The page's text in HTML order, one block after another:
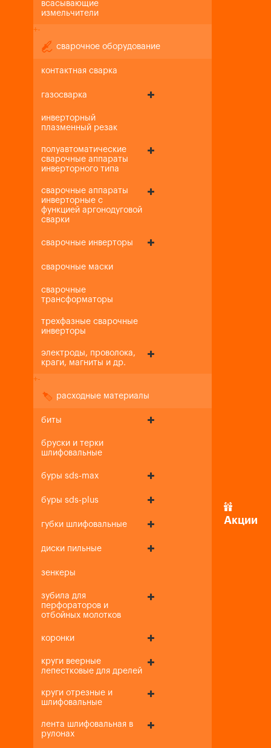
всасывающие
измельчители
+-
сварочное оборудование
контактная сварка
газосварка
инверторный
плазменный резак
полуавтоматические
сварочные аппараты
инверторного типа
сварочные аппараты
инверторные с
функцией аргонодуговой
сварки
сварочные инверторы
сварочные маски
сварочные
трансформаторы
трехфазные сварочные
инверторы
электроды, проволока,
краги, магниты и др.
+-
расходные материалы
биты
бруски и терки
шлифовальные
буры sds-max
буры sds-plus
губки шлифовальные
диски пильные
зенкеры
зубила для
перфораторов и
отбойных молотков
коронки
круги веерные
лепестковые для дрелей
круги отрезные и
шлифовальные
лента шлифовальная в
рулонах
Акции